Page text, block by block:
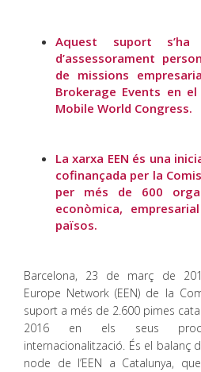
Aquest suport
d’assessorament
de missions
Brokerage Events en
Mobile World Congress.
La xarxa EEN és una
cofinançada per la
per més de 600
econòmica,
països.
Barcelona, 23 de març de
Europe Network (EEN) de la
suport a més de 2.600 pimes
2016 en els seus
internacionalització. És el balanç
node de l’EEN a Catalunya,